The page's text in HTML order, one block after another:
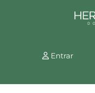
Entrar